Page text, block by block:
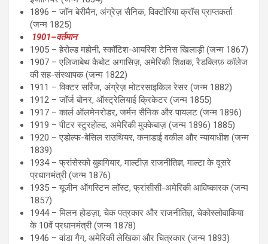
1896 – जॉन बेरीमैन, अंग्रेज़ सैनिक, विक्टोरिया क्रॉस प्राप्तकर्ता
(जन्म 1825)
1901–वर्तमान
1905 – हेरोल्ड महोनी, स्कॉटिश-आयरिश टेनिस खिलाड़ी (जन्म 1867)
1907 – एलिजाबेथ कैबोट अगासिज़, अमेरिकी शिक्षक, रैडक्लिफ़ कॉलेज
की सह-संस्थापक (जन्म 1822)
1911 – विक्टर सर्रिज, अंग्रेज़ मोटरसाइकिल रेसर (जन्म 1882)
1912 – जॉर्ज बोनर, ऑस्ट्रेलियाई क्रिकेटर (जन्म 1855)
1917 – कार्ल ऑलमेनरोडर, जर्मन सैनिक और पायलट (जन्म 1896)
1919 – पीटर स्टुरहोल्ड, अमेरिकी मुक्केबाज़ (जन्म 1896) 1885)
1920 – एडोल्फ-बेसिल राउथियर, कनाडाई वकील और न्यायाधीश (जन्म
1839)
1934 – फ्रांसेस्को बुहागियार, माल्टीज़ राजनीतिज्ञ, माल्टा के दूसरे
प्रधानमंत्री (जन्म 1876)
1935 – यूजीन ऑगस्टिन लॉस्ट, फ्रांसीसी-अमेरिकी आविष्कारक (जन्म
1857)
1944 – मिलन होडज़ा, चेक पत्रकार और राजनीतिज्ञ, चेकोस्लोवाकिया
के 10वें प्रधानमंत्री (जन्म 1878)
1946 – वांडा गैग, अमेरिकी लेखिका और चित्रकार (जन्म 1893)